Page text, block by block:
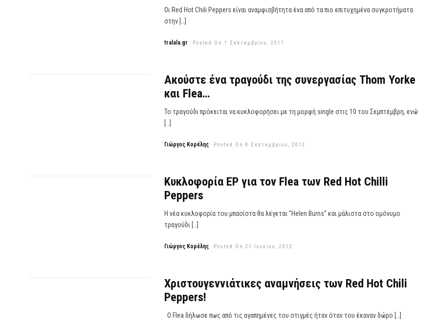
Οι Red Hot Chili Peppers είναι αναμφισβήτητα ένα από τα πιο επιτυχημένα συγκροτήματα
στην […]
tralala.gr Posted On 1 Σεπτεμβρίου, 2011
Ακούστε ένα τραγούδι της συνεργασίας Thom Yorke
και Flea…
To τραγούδι πρόκειται να κυκλοφορήσει με τη μορφή single στις 10 του Σεμπτέμβρη, ενώ
[…]
Γιώργος Κορέλης Posted On 8 Σεπτεμβρίου, 2012
Κυκλοφορία EP για τον Flea των Red Hot Chilli
Peppers
Η νέα κυκλοφορία του μπασίστα θα λέγεται ''Helen Burns'' και μάλιστα στο ομόνυμο
τραγούδι […]
Γιώργος Κορέλης Posted On 21 Ιουλίου, 2012
Χριστουγεννιάτικες αναμνήσεις των Red Hot Chili
Peppers!
Ο Flea δήλωσε πως από τις αγαπημένες του στιγμές ήταν όταν του έκαναν δώρο […]